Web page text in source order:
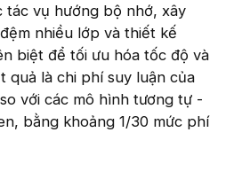
tác vụ hướng bộ nhớ, xây
nhiều lớp và thiết kế
biệt để tối ưu hóa tốc độ và
quả là chi phí suy luận của
với các mô hình tương tự -
bằng khoảng 1/30 mức phí